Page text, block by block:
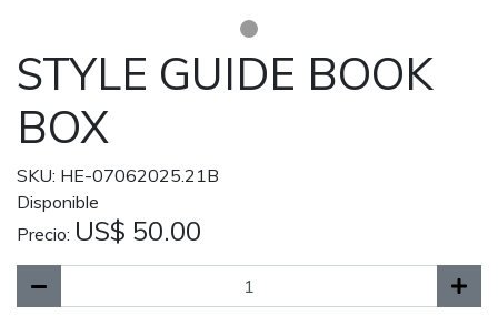
STYLE GUIDE BOOK
BOX
SKU: HE-07062025.21B
Disponible
Precio: US$ 50.00